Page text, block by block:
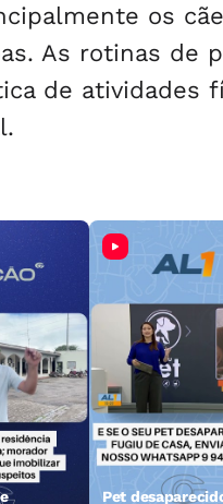
os
As rotinas de
de atividades
Pet